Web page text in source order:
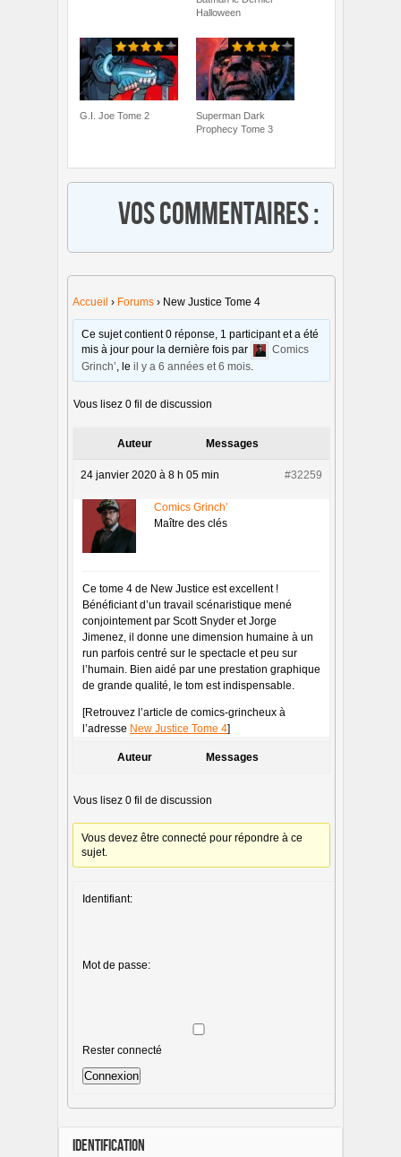
Halloween
G.I. Joe Tome 2
Superman Dark
Prophecy Tome 3
Vos commentaires :
Accueil › Forums › New Justice Tome 4
Ce sujet contient 0 réponse, 1 participant et a été
mis à jour pour la dernière fois par
Comics
Grinch’ , leil y a 6 années et 6 mois
Vous lisez 0 fil de discussion
Auteur Messages
24 janvier 2020 à 8 h 05 min #32259
Comics Grinch’
Maître des clés
Ce tome 4 de New Justice est excellent !
Bénéficiant d’un travail scénaristique mené
conjointement par Scott Snyder et Jorge
Jimenez, il donne une dimension humaine à un
run parfois centré sur le spectacle et peu sur
l’humain. Bien aidé par une prestation graphique
de grande qualité, le tom est indispensable.
[Retrouvez l’article de comics-grincheux à
l’adresse New Justice Tome 4]
Auteur Messages
Vous lisez 0 fil de discussion
Vous devez être connecté pour répondre à ce
sujet.
Identifiant:
Mot de passe:
Rester connecté
Connexion
IDENTIFICATION